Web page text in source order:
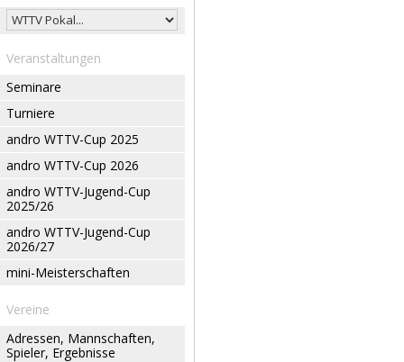
Veranstaltungen
Seminare
Turniere
andro WTTV-Cup 2025
andro WTTV-Cup 2026
andro WTTV-Jugend-Cup
2025/26
andro WTTV-Jugend-Cup
2026/27
mini-Meisterschaften
Vereine
Adressen, Mannschaften,
Spieler, Ergebnisse